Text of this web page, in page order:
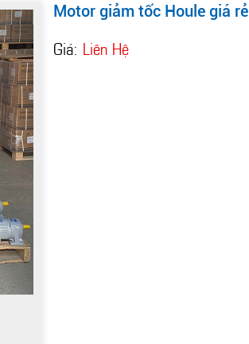
Motor giảm tốc Houle giá rẻ
Giá: Liên Hệ